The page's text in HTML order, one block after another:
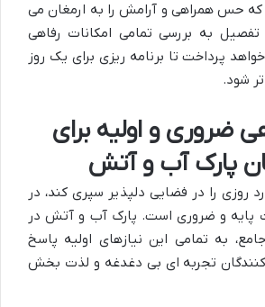
حس همراهی و آرامش را به ارمغان می
تفصیل به بررسی تمامی امکانات رفاهی
پرداخت تا برنامه ریزی برای یک روز
شود.
ضروری و اولیه برای
پارک آب و آتش
را در فضایی دلپذیر سپری کند، در
پایه و ضروری است. پارک آب و آتش در
به تمامی این نیازهای اولیه پاسخ
تجربه ای بی دغدغه و لذت بخش